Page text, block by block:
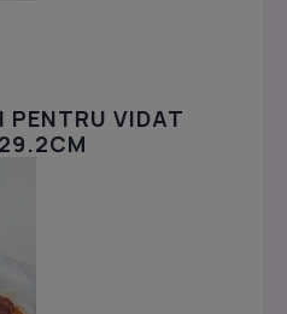
PENTRU VIDAT